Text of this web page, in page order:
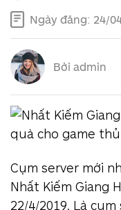
Bởi admin
Ngày đăng: 24/
Cụm server mới
Nhất Kiếm Giang
22/4/2019. Là